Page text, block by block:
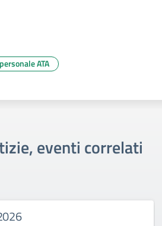
ATA
eventi correlati